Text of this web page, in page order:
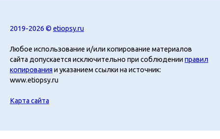
2019-2026 © etiopsy.ru
Любое использование и/или копирование материалов
сайта допускается исключительно при соблюденииправил
копирования и указанием ссылки на источник:
www.etiopsy.ru
Карта сайта